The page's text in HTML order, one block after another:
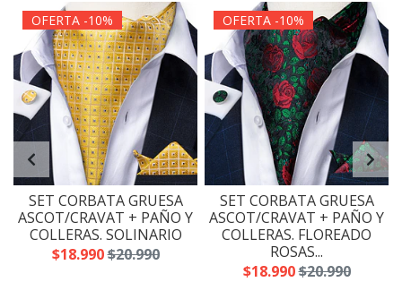
OFERTA -10%
SET CORBATA GRUESA
ASCOT/CRAVAT + PAÑO Y
COLLERAS. SOLINARIO
$18.990$20.990
OFERTA -10%
SET CORBATA GRUESA
ASCOT/CRAVAT + PAÑO Y
COLLERAS. FLOREADO
ROSAS...
$18.990$20.990